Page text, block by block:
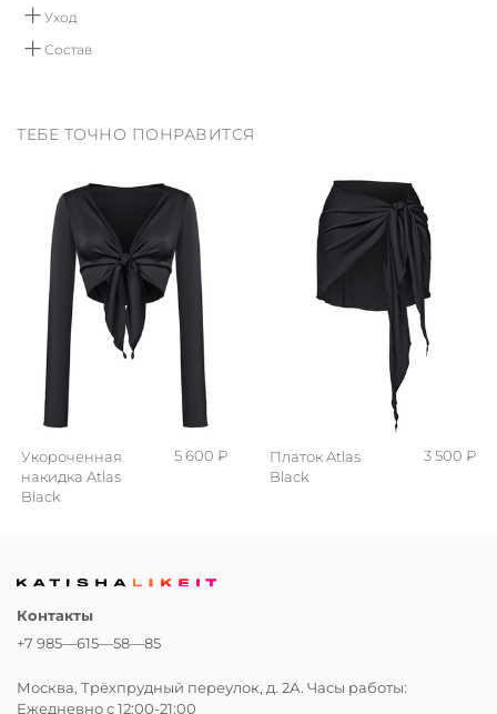
Слитный купальник из плотного бифлекса с принтом и открытой
спиной
Уход
Состав
ТЕБЕ ТОЧНО ПОНРАВИТСЯ
Укороченная
накидка Atlas
Black
5 600 ₽
Платок Atlas
Black
3 500 ₽
Контакты
+7 985—615—58—85
Москва, Трёхпрудный переулок, д. 2А. Часы работы:
Ежедневно с 12:00-21:00